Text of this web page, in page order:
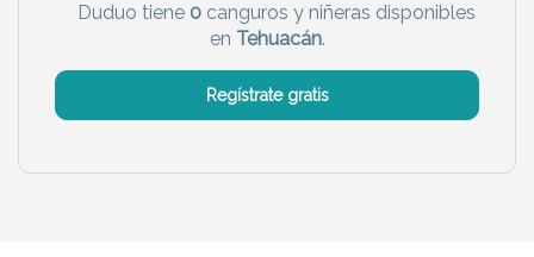
Más servicio del dudú
Duduo tiene 0canguros y niñeras disponibles
en Tehuacán.
Regístrate gratis